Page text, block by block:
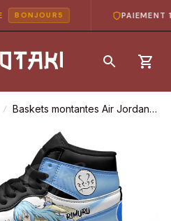
BONJOUR5 PAIEMENT
Baskets montantes Air Jordan
Chaussures montantes Moi,
quand je me réincarne en Slime